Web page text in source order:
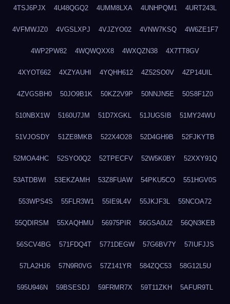
4TSJ6PJX 4U48QGQ2 4UMM8LXA 4UNHPQM1 4URT243L
4VFMWJZ0 4VGSLXPJ 4VJZYO02 4VNW7KSQ 4W6ZE1F7
4WP2PW82 4WQWQXX8 4WXQZN38 4X7TT8GV
4XYOT662 4XZYAUHI 4YQHH612 4Z52SO0V 4ZP14UIL
4ZVGSBH0 50JO9B1K 50KZ2V9P 50NNJN5E 50S8F1Z0
510NBX1W 5160U7JM 51D7XGKL 51JUGSIB 51MY24WU
51VJOSDY 51ZE8MKB 522X4O28 52D4GH9B 52FJKYTB
52MOA4HC 52SYO0Q2 52TPECFV 52W5K0BY 52XXY91Q
53ATDBWI 53EKZAMH 53Z8FUAW 54PKU5CO 551HGV0S
553WPS4S 55FLR3W1 55IE9L4V 55JKJF3L 55NCOA72
55QDIRSM 55XAQHMU 56975PIR 56GSA0U2 56QN3KEB
56SCV4BG 571FDQ4T 5771DEGW 57G6BV7Y 57IUFJJS
57LA2HJ6 57N9R0VG 57Z141YR 584ZQC53 58G12L5U
595U946N 59BSESDJ 59FRMR7X 59T11ZKH 5AFUR9TL